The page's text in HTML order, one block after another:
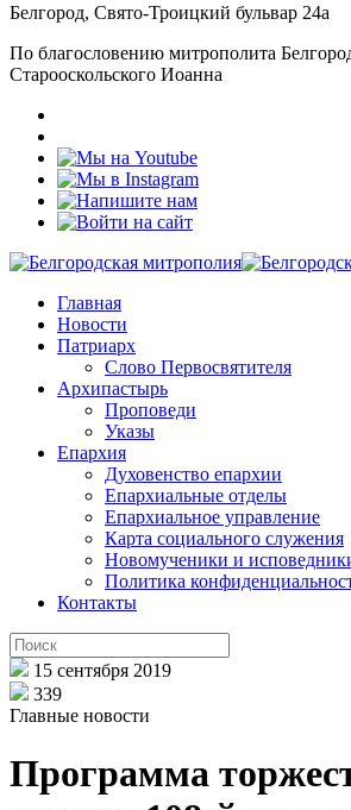
Белгород, Свято-Троицкий бульвар 24а
По благословению митрополита
Старооскольского Иоанна
Главная
Новости
Патриарх
Слово Первосвятителя
Архипастырь
Проповеди
Указы
Епархия
Духовенство епархии
Епархиальные отделы
Епархиальное управление
Карта социального служения
Новомученики и
Политика
Контакты
15 сентября 2019
339
Главные новости
Программа